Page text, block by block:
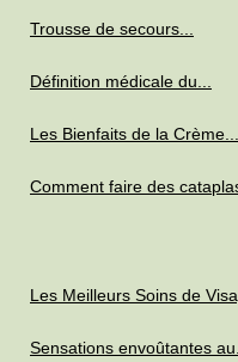
Trousse de secours...
Définition médicale du...
Les Bienfaits de la Crème...
Comment faire des
Les Meilleurs Soins de
Sensations envoûtantes